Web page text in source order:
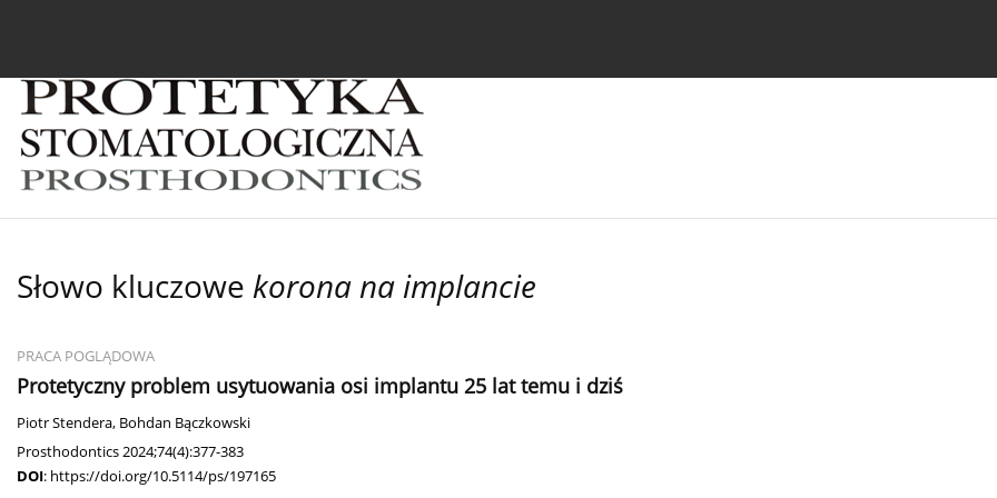
Słowo kluczowe korona na implancie
PRACA POGLĄDOWA
Protetyczny problem usytuowania osi implantu 25 lat temu i dziś
Piotr Stendera, Bohdan Bączkowski
Prosthodontics 2024;74(4):377-383
DOI: https://doi.org/10.5114/ps/197165